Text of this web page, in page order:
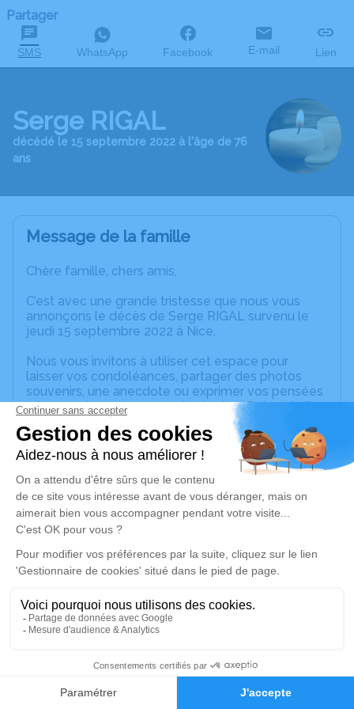
Faire-part Hommages
Partager
SMS WhatsApp Facebook E-mail Lien
Serge RIGAL
décédé le 15 septembre 2022 à l'âge de 76
ans
Message de la famille
Chère famille, chers amis,
C’est avec une grande tristesse que nous vous
annonçons le décès de Serge RIGAL survenu le
jeudi 15 septembre 2022 à Nice.
Nous vous invitons à utiliser cet espace pour
laisser vos condoléances, partager des photos
souvenirs, une anecdote ou exprimer vos pensées
à travers des poèmes ou des textes. Cet endroit
est un lieu d'expression dédié à honorer la
mémoire de Serge RIGAL.
Un service de plantation d’arbre hommage est
disponible ici.
Cérémonie civile
Crématorium de la Métropole Nice Côte
d'Azur de Colomars
06670 Colomars